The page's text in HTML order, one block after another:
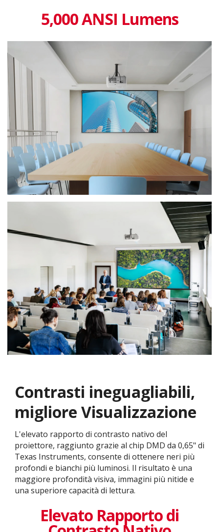
5,000 ANSI Lumens
Contrasti ineguagliabili,
migliore Visualizzazione
L'elevato rapporto di contrasto nativo del
proiettore, raggiunto grazie al chip DMD da 0,65" di
Texas Instruments, consente di ottenere neri più
profondi e bianchi più luminosi. Il risultato è una
maggiore profondità visiva, immagini più nitide e
una superiore capacità di lettura.
Elevato Rapporto di